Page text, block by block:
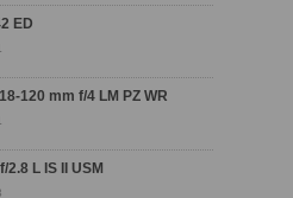
ED
120 mm f/4 LM PZ WR
L IS II USM